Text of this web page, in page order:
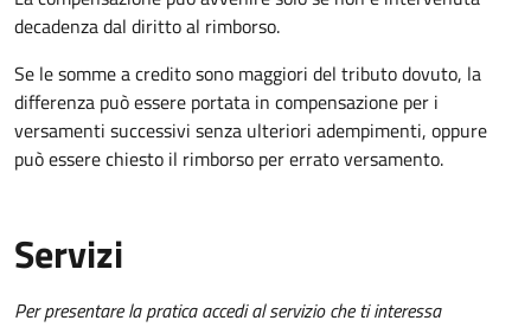
decadenza dal diritto al rimborso.
Se le somme a credito sono maggiori del tributo dovuto, la
differenza può essere portata in compensazione per i
versamenti successivi senza ulteriori adempimenti, oppure
può essere chiesto il rimborso per errato versamento.
Servizi
Per presentare la pratica accedi al servizio che ti interessa